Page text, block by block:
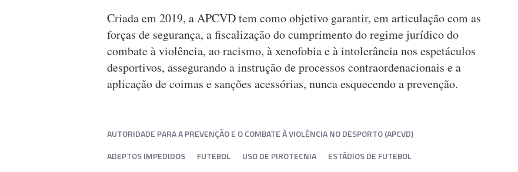
Criada em 2019, a APCVD tem como objetivo garantir, em articulação com as
forças de segurança, a fiscalização do cumprimento do regime jurídico do
combate à violência, ao racismo, à xenofobia e à intolerância nos espetáculos
desportivos, assegurando a instrução de processos contraordenacionais e a
aplicação de coimas e sanções acessórias, nunca esquecendo a prevenção.
AUTORIDADE PARA A PREVENÇÃO E O COMBATE À VIOLÊNCIA NO DESPORTO (APCVD)
ADEPTOS IMPEDIDOS
FUTEBOL USO DE PIROTECNIA ESTÁDIOS DE FUTEBOL